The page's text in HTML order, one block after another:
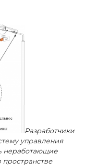
Разработчики
управления
неработающие